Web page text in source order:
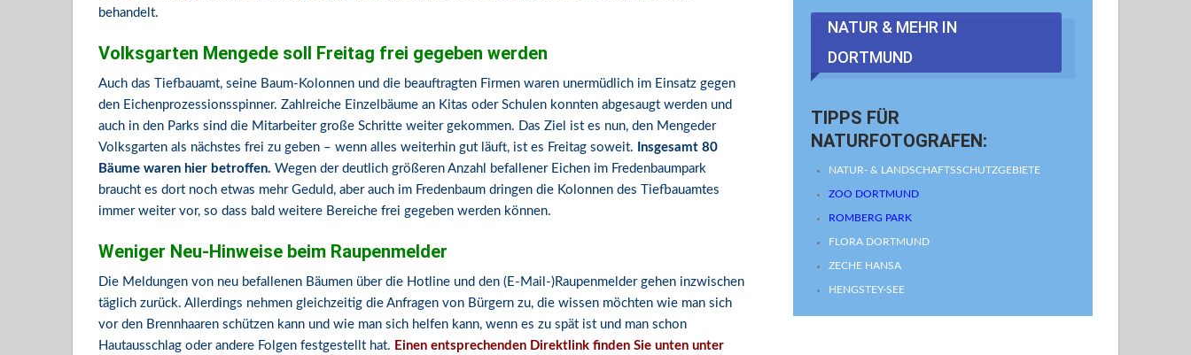
behandelt.
Volksgarten Mengede soll Freitag frei gegeben werden
Auch das Tiefbauamt, seine Baum-Kolonnen und die beauftragten Firmen waren unermüdlich im Einsatz gegen
den Eichenprozessionsspinner. Zahlreiche Einzelbäume an Kitas oder Schulen konnten abgesaugt werden und
auch in den Parks sind die Mitarbeiter große Schritte weiter gekommen. Das Ziel ist es nun, den Mengeder
Volksgarten als nächstes frei zu geben – wenn alles weiterhin gut läuft, ist es Freitag soweit.
Insgesamt 80
Bäume waren hier betroffen. Wegen der deutlich größeren Anzahl befallener Eichen im Fredenbaumpark
braucht es dort noch etwas mehr Geduld, aber auch im Fredenbaum dringen die Kolonnen des Tiefbauamtes
immer weiter vor, so dass bald weitere Bereiche frei gegeben werden können.
Weniger Neu-Hinweise beim Raupenmelder
Die Meldungen von neu befallenen Bäumen über die Hotline und den (E-Mail-)Raupenmelder gehen inzwischen
täglich zurück. Allerdings nehmen gleichzeitig die Anfragen von Bürgern zu, die wissen möchten wie man sich
vor den Brennhaaren schützen kann und wie man sich helfen kann, wenn es zu spät ist und man schon
Hautausschlag oder andere Folgen festgestellt hat. Einen entsprechenden Direktlink finden Sie unten unter
NATUR & MEHR IN
DORTMUND
TIPPS FÜR
NATURFOTOGRAFEN:
NATUR- & LANDSCHAFTSSCHUTZGEBIETE
ZOO DORTMUND
ROMBERG PARK
FLORA DORTMUND
ZECHE HANSA
HENGSTEY-SEE